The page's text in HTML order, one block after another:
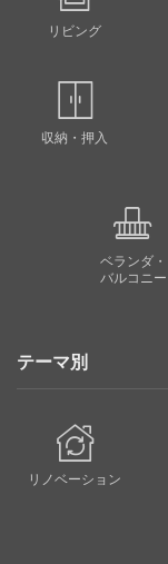
リビング
収納・押入
ベランダ・
バルコニー
テーマ別
リノベーション